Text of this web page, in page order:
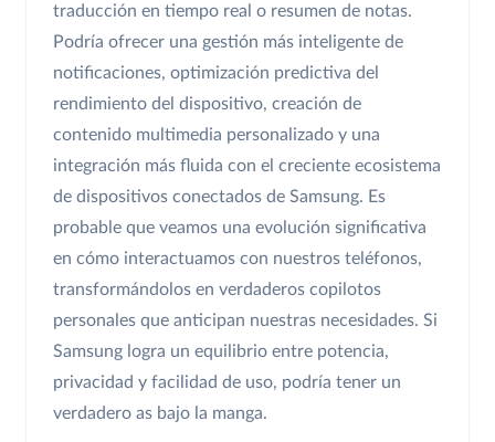
traducción en tiempo real o resumen de notas.
Podría ofrecer una gestión más inteligente de
notificaciones, optimización predictiva del
rendimiento del dispositivo, creación de
contenido multimedia personalizado y una
integración más fluida con el creciente ecosistema
de dispositivos conectados de Samsung. Es
probable que veamos una evolución significativa
en cómo interactuamos con nuestros teléfonos,
transformándolos en verdaderos copilotos
personales que anticipan nuestras necesidades. Si
Samsung logra un equilibrio entre potencia,
privacidad y facilidad de uso, podría tener un
verdadero as bajo la manga.